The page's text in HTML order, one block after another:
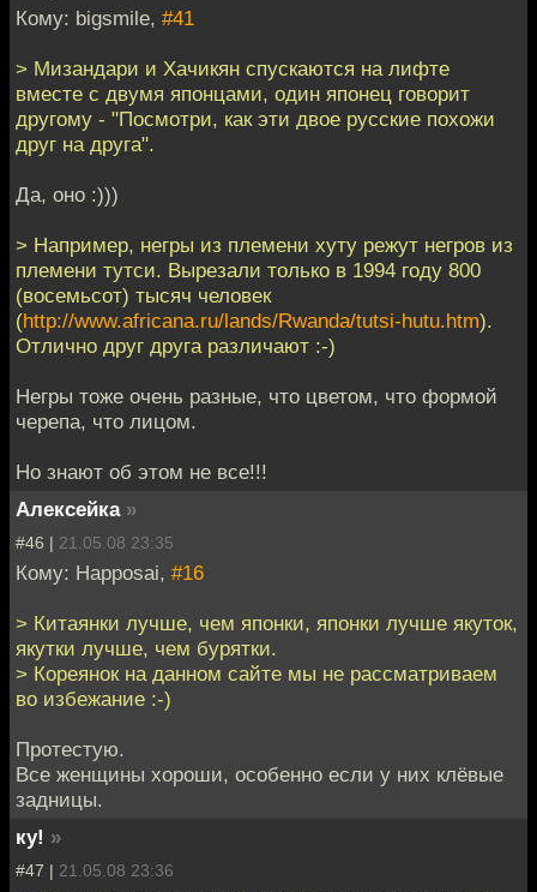
Кому: bigsmile, #41
> Мизандари и Хачикян спускаются на лифте
вместе с двумя японцами, один японец говорит
другому - "Посмотри, как эти двое русские похожи
друг на друга".
Да, оно :)))
> Например, негры из племени хуту режут негров из
племени тутси. Вырезали только в 1994 году 800
(восемьсот) тысяч человек
(http://www.africana.ru/lands/Rwanda/tutsi-hutu.htm).
Отлично друг друга различают :-)
Негры тоже очень разные, что цветом, что формой
черепа, что лицом.
Но знают об этом не все!!!
Алексейка »
#46 | 21.05.08 23:35
Кому: Happosai, #16
> Китаянки лучше, чем японки, японки лучше якуток,
якутки лучше, чем бурятки.
> Кореянок на данном сайте мы не рассматриваем
во избежание :-)
Протестую.
Все женщины хороши, особенно если у них клёвые
задницы.
ку! »
#47 | 21.05.08 23:36